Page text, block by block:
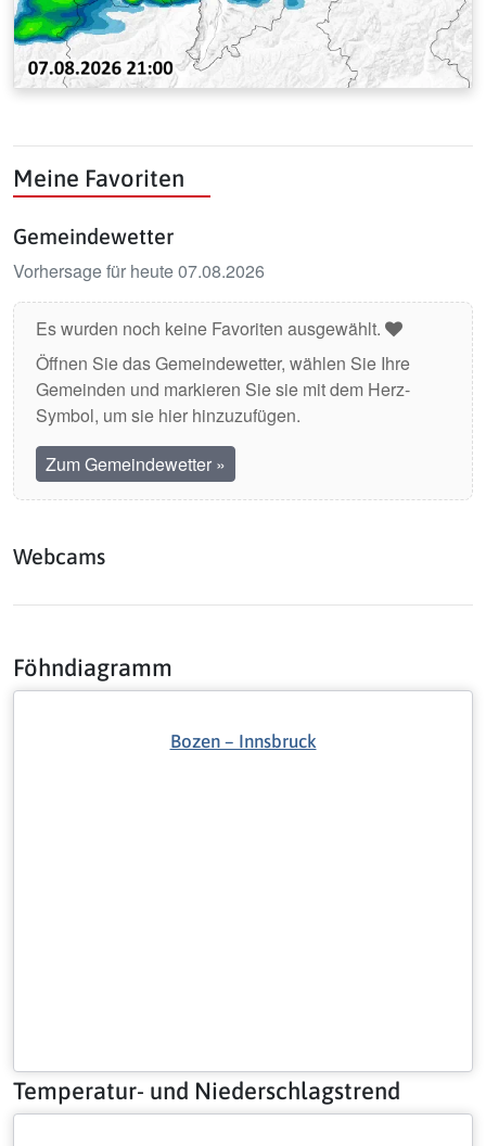
Meine Favoriten
Gemeindewetter
Vorhersage für heute 07.08.2026
Es wurden noch keine Favoriten ausgewählt.
Öffnen Sie das Gemeindewetter, wählen Sie Ihre
Gemeinden und markieren Sie sie mit dem Herz-
Symbol, um sie hier hinzuzufügen.
Zum Gemeindewetter »
Webcams
Föhndiagramm
Bozen – Innsbruck
Temperatur- und Niederschlagstrend